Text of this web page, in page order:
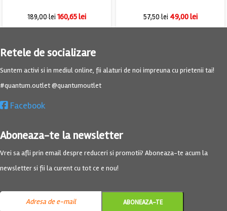
189,00lei160,65lei 57,50lei 49,00lei
Retele de socializare
Suntem activi si in mediul online, fii alaturi de noi impreuna cu prietenii tai!
#quantum.outlet @quantumoutlet
Facebook
Aboneaza-te la newsletter
Vrei sa afli prin email despre reduceri si promotii? Aboneaza-te acum la
newsletter si fii la curent cu tot ce e nou!